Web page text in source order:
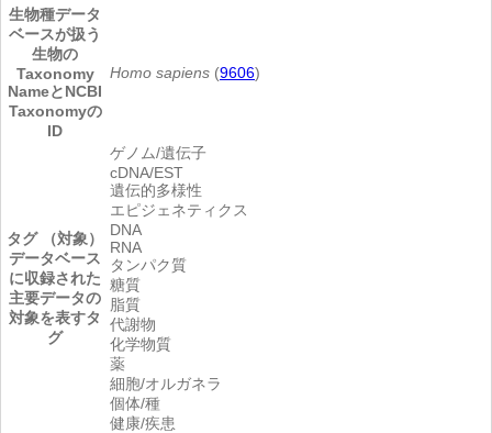
生物種データ
ベースが扱う
生物の
Taxonomy
NameとNCBI
Taxonomyの
ID
Homo sapiens (9606)
タグ （対象）
データベース
に収録された
主要データの
対象を表すタ
グ
ゲノム/遺伝子
cDNA/EST
遺伝的多様性
エピジェネティクス
DNA
RNA
タンパク質
糖質
脂質
代謝物
化学物質
薬
細胞/オルガネラ
個体/種
健康/疾患